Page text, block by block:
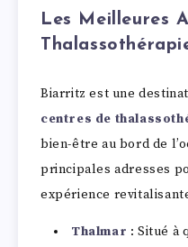
Les Meilleures
Biarritz est une
centres de
bien-être au bord de
principales adresses
expérience
Thalmar : Situé à